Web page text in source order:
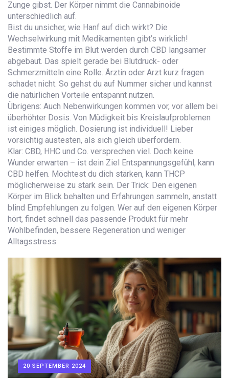
Zunge gibst. Der Körper nimmt die Cannabinoide
unterschiedlich auf.
Bist du unsicher, wie Hanf auf dich wirkt? Die
Wechselwirkung mit Medikamenten gibt’s wirklich!
Bestimmte Stoffe im Blut werden durch CBD langsamer
abgebaut. Das spielt gerade bei Blutdruck- oder
Schmerzmitteln eine Rolle. Ärztin oder Arzt kurz fragen
schadet nicht. So gehst du auf Nummer sicher und kannst
die natürlichen Vorteile entspannt nutzen.
Übrigens: Auch Nebenwirkungen kommen vor, vor allem bei
überhöhter Dosis. Von Müdigkeit bis Kreislaufproblemen
ist einiges möglich. Dosierung ist individuell! Lieber
vorsichtig austesten, als sich gleich überfordern.
Klar: CBD, HHC und Co. versprechen viel. Doch keine
Wunder erwarten – ist dein Ziel Entspannungsgefühl, kann
CBD helfen. Möchtest du dich stärken, kann THCP
möglicherweise zu stark sein. Der Trick: Den eigenen
Körper im Blick behalten und Erfahrungen sammeln, anstatt
blind Empfehlungen zu folgen. Wer auf den eigenen Körper
hört, findet schnell das passende Produkt für mehr
Wohlbefinden, bessere Regeneration und weniger
Alltagsstress.
20 SEPTEMBER 2024